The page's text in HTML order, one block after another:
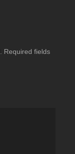
Required fields